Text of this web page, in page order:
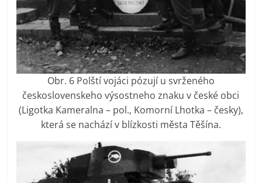
Obr. 6 Polští vojáci pózují u svrženého
československeho výsostneho znaku v české obci
(Ligotka Kameralna – pol., Komorní Lhotka – česky),
která se nachází v blízkosti města Těšína.